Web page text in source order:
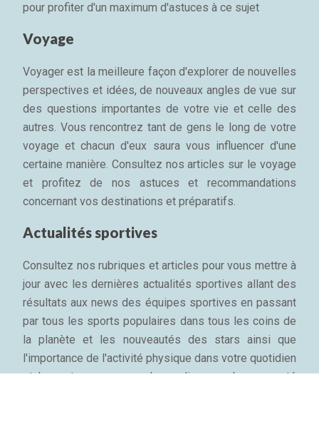
pour profiter d'un maximum d'astuces à ce sujet
Voyage
Voyager est la meilleure façon d'explorer de nouvelles
perspectives et idées, de nouveaux angles de vue sur
des questions importantes de votre vie et celle des
autres. Vous rencontrez tant de gens le long de votre
voyage et chacun d'eux saura vous influencer d'une
certaine manière. Consultez nos articles sur le voyage
et profitez de nos astuces et recommandations
concernant vos destinations et préparatifs.
Actualités sportives
Consultez nos rubriques et articles pour vous mettre à
jour avec les dernières actualités sportives allant des
résultats aux news des équipes sportives en passant
par tous les sports populaires dans tous les coins de
la planète et les nouveautés des stars ainsi que
l'importance de l'activité physique dans votre quotidien
et les astuces pour garder sa ligne, sa bonne santé